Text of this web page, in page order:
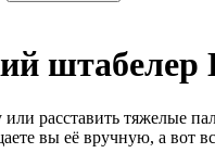
или расставить тяжелые
вы её вручную, а вот